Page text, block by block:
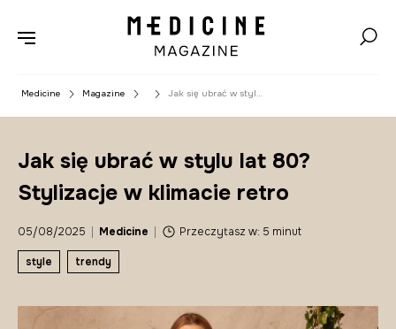
Medicine Magazine
Jak się ubrać w stylu
Jak się ubrać w stylu lat 80?
Stylizacje w klimacie retro
05/08/2025 Medicine Przeczytasz w: 5 minut
style trendy